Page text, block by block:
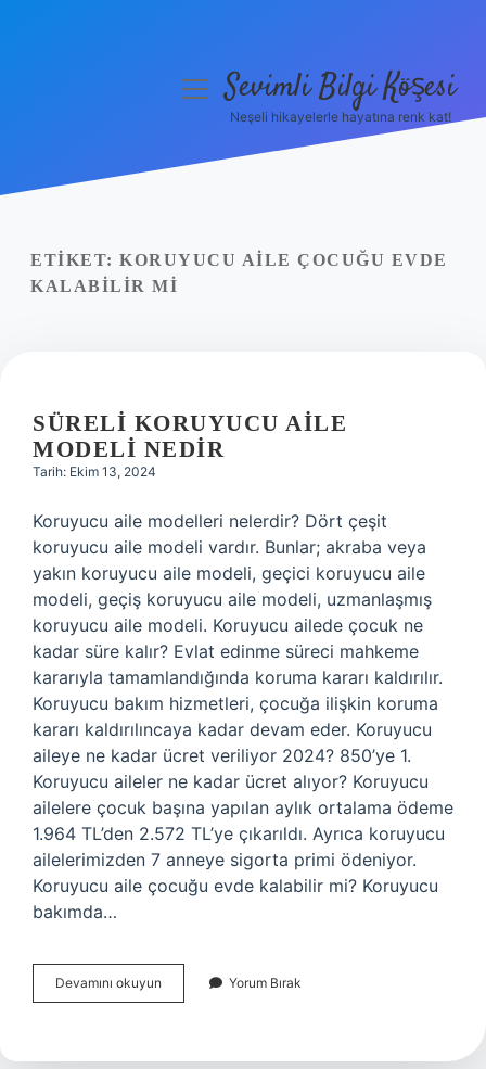
Yasal Uyarı
menüyüSevimli Bilgi Köşesi
Neşeli hikayelerle hayatına renk kat!
ETIKET: KORUYUCU AILE ÇOCUĞU EVDE
KALABILIR MI
SÜRELI KORUYUCU AILE
MODELI NEDIR
Tarih: Ekim 13, 2024
Koruyucu aile modelleri nelerdir? Dört çeşit
koruyucu aile modeli vardır. Bunlar; akraba veya
yakın koruyucu aile modeli, geçici koruyucu aile
modeli, geçiş koruyucu aile modeli, uzmanlaşmış
koruyucu aile modeli. Koruyucu ailede çocuk ne
kadar süre kalır? Evlat edinme süreci mahkeme
kararıyla tamamlandığında koruma kararı kaldırılır.
Koruyucu bakım hizmetleri, çocuğa ilişkin koruma
kararı kaldırılıncaya kadar devam eder. Koruyucu
aileye ne kadar ücret veriliyor 2024? 850’ye 1.
Koruyucu aileler ne kadar ücret alıyor? Koruyucu
ailelere çocuk başına yapılan aylık ortalama ödeme
1.964 TL’den 2.572 TL’ye çıkarıldı. Ayrıca koruyucu
ailelerimizden 7 anneye sigorta primi ödeniyor.
Koruyucu aile çocuğu evde kalabilir mi? Koruyucu
bakımda…
Devamını okuyun
Koruyucu
Nedir
Yorum Bırak